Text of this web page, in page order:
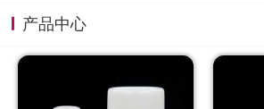
产品中心
新闻资讯